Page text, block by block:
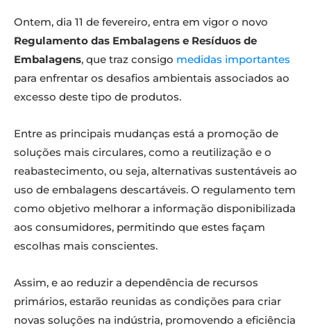
Ontem, dia 11 de fevereiro, entra em vigor o novo
Regulamento das Embalagens e Resíduos de
Embalagens, que traz consigo medidas importantes
para enfrentar os desafios ambientais associados ao
excesso deste tipo de produtos.
Entre as principais mudanças está a promoção de
soluções mais circulares, como a reutilização e o
reabastecimento, ou seja, alternativas sustentáveis ao
uso de embalagens descartáveis. O regulamento tem
como objetivo melhorar a informação disponibilizada
aos consumidores, permitindo que estes façam
escolhas mais conscientes.
Assim, e ao reduzir a dependência de recursos
primários, estarão reunidas as condições para criar
novas soluções na indústria, promovendo a eficiência